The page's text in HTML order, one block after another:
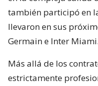
también participó en
llevaron en sus
Germain e Inter Miami.
Más allá de los
estrictamente